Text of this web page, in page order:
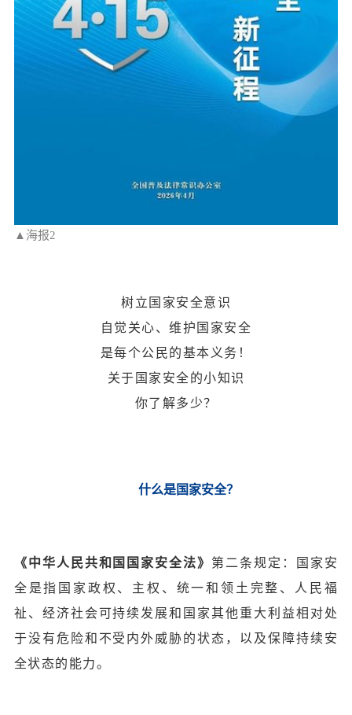
▲海报2
树立国家安全意识
自觉关心、维护国家安全
是每个公民的基本义务！
关于国家安全的小知识
你了解多少？
什么是国家安全？
《中华人民共和国国家安全法》 第二条规定：国家安
全是指国家政权、主权、统一和领土完整、人民福
祉、经济社会可持续发展和国家其他重大利益相对处
于没有危险和不受内外威胁的状态，以及保障持续安
全状态的能力。